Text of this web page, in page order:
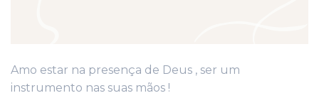
Amo estar na presença de Deus , ser um
instrumento nas suas mãos !